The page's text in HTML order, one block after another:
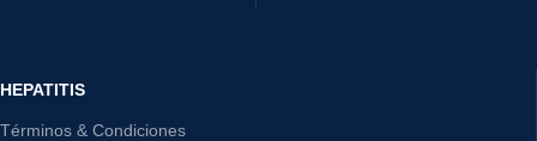
HEPATITIS
Términos & Condiciones